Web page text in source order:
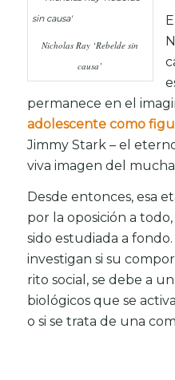
Nicholas Ray ‘Rebelde sin
causa’
permanece en el
adolescente como
Jimmy Stark – el
viva imagen del
Desde entonces, esa
por la oposición a
sido estudiada a
investigan si su
rito social, se debe a
biológicos que se
o si se trata de una